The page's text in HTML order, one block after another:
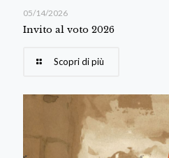
05/14/2026
Invito al voto 2026
Scopri di più